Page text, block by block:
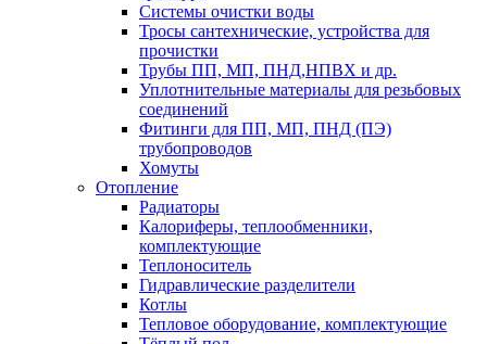
Системы очистки воды
Тросы сантехнические, устройства для
прочистки
Трубы ПП, МП, ПНД,НПВХ и др.
Уплотнительные материалы для резьбовых
соединений
Фитинги для ПП, МП, ПНД (ПЭ)
трубопроводов
Хомуты
Отопление
Радиаторы
Калориферы, теплообменники,
комплектующие
Теплоноситель
Гидравлические разделители
Котлы
Тепловое оборудование, комплектующие